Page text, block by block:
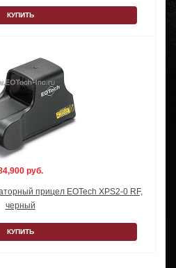
КУПИТЬ
руб.
прицел EOTech XPS2-0 RF,
черный
КУПИТЬ